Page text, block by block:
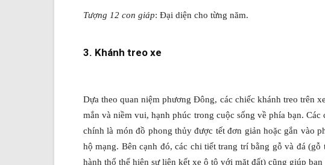
Tượng 12 con giáp: Đại diện cho từng năm.
3. Khánh treo xe
Dựa theo quan niệm phương Đông, các chiếc khánh treo trên
mắn và niềm vui, hạnh phúc trong cuộc sống về phía bạn.
chính là món đồ phong thủy được tết đơn giản hoặc gắn vào
hộ mạng. Bên cạnh đó, các chi tiết trang trí bằng gỗ và đá
hành thổ thể hiện sự liên kết xe ô tô với mặt đất) cũng giúp